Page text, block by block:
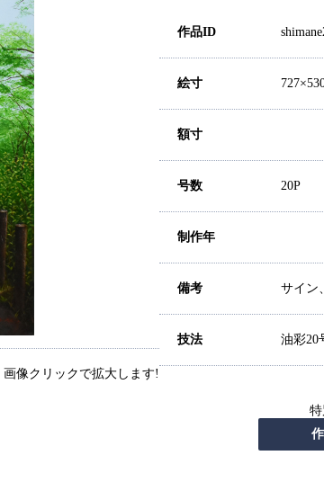
画像クリックで拡大します!
作品ID
絵寸
額寸
号数 20P
制作年
備考 サイン
技法 油彩20